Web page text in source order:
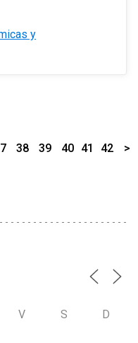
y
38 39 40 41 42 >
V S D